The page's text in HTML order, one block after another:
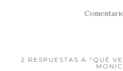
2 RESPUESTAS A “QUÉ